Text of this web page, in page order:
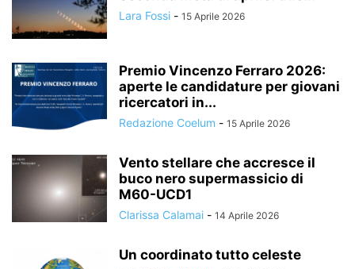
Lara Fossi - 15 Aprile 2026
Premio Vincenzo Ferraro 2026:
aperte le candidature per giovani
ricercatori in...
Redazione Coelum - 15 Aprile 2026
Vento stellare che accresce il
buco nero supermassicio di
M60-UCD1
Clarissa Calamai - 14 Aprile 2026
Un coordinato tutto celeste